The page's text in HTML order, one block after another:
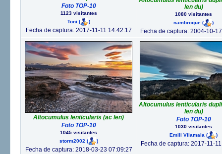
Foto TOP-10
1123 visitantes
Toni ( )
Fecha de captura: 2017-11-11 14:42:17
len du)
1080 visitantes
nambroque ( )
Fecha de captura: 2004-10-
Altocumulus lenticularis (ac len)
Foto TOP-10
1045 visitantes
storm2002 ( )
Fecha de captura: 2018-03-23 07:09:27
Altocumulus lenticularis
len du)
Foto TOP-10
1030 visitantes
Emili Vilamala ( )
Fecha de captura: 2017-11-